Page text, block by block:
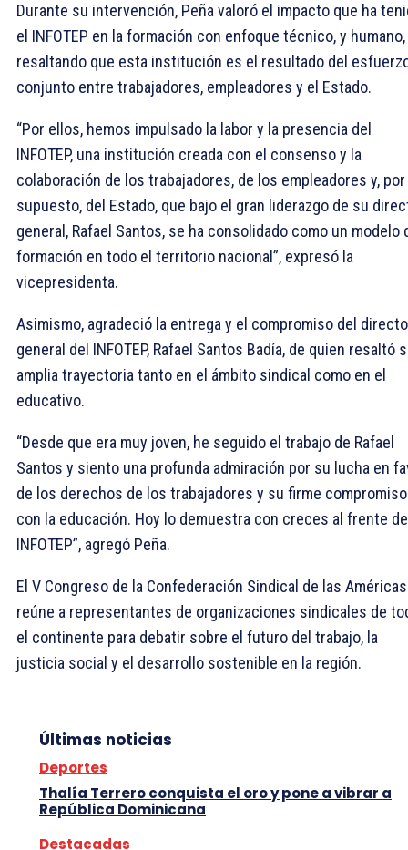
Durante su intervención, Peña valoró el impacto que ha
el INFOTEP en la formación con enfoque técnico, y humano,
resaltando que esta institución es el resultado del
conjunto entre trabajadores, empleadores y el Estado.
“Por ellos, hemos impulsado la labor y la presencia del
INFOTEP, una institución creada con el consenso y la
colaboración de los trabajadores, de los empleadores y, por
supuesto, del Estado, que bajo el gran liderazgo de su
general, Rafael Santos, se ha consolidado como un modelo
formación en todo el territorio nacional”, expresó la
vicepresidenta.
Asimismo, agradeció la entrega y el compromiso del
general del INFOTEP, Rafael Santos Badía, de quien resaltó
amplia trayectoria tanto en el ámbito sindical como en el
educativo.
“Desde que era muy joven, he seguido el trabajo de Rafael
Santos y siento una profunda admiración por su lucha en
de los derechos de los trabajadores y su firme compromiso
con la educación. Hoy lo demuestra con creces al frente
INFOTEP”, agregó Peña.
El V Congreso de la Confederación Sindical de las Américas
reúne a representantes de organizaciones sindicales de
el continente para debatir sobre el futuro del trabajo, la
justicia social y el desarrollo sostenible en la región.
Últimas noticias
Deportes
Thalía Terrero conquista el oro y pone a vibrar a
República Dominicana
Destacadas